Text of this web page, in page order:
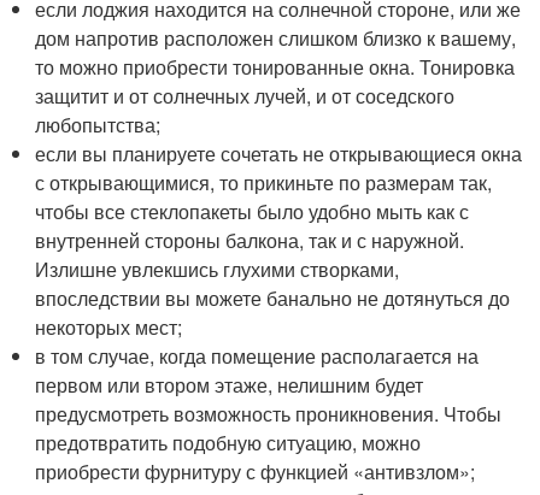
если лоджия находится на солнечной стороне, или же
дом напротив расположен слишком близко к вашему,
то можно приобрести тонированные окна. Тонировка
защитит и от солнечных лучей, и от соседского
любопытства;
если вы планируете сочетать не открывающиеся окна
с открывающимися, то прикиньте по размерам так,
чтобы все стеклопакеты было удобно мыть как с
внутренней стороны балкона, так и с наружной.
Излишне увлекшись глухими створками,
впоследствии вы можете банально не дотянуться до
некоторых мест;
в том случае, когда помещение располагается на
первом или втором этаже, нелишним будет
предусмотреть возможность проникновения. Чтобы
предотвратить подобную ситуацию, можно
приобрести фурнитуру с функцией «антивзлом»;